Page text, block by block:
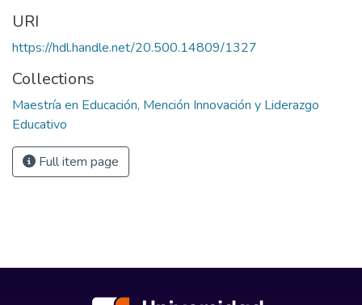
URI
https://hdl.handle.net/20.500.14809/1327
Collections
Maestría en Educación, Mención Innovación y Liderazgo
Educativo
Full item page